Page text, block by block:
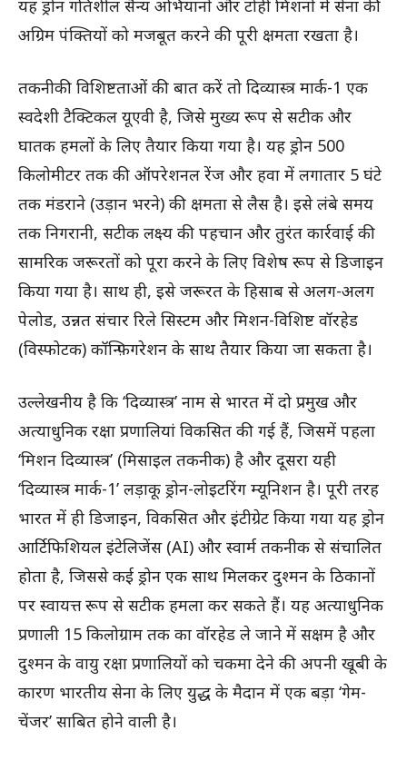
यह ड्रोन गतिशील सैन्य अभियानों और टोही मिशनों में सेना की
अग्रिम पंक्तियों को मजबूत करने की पूरी क्षमता रखता है।
तकनीकी विशिष्टताओं की बात करें तो दिव्यास्त्र मार्क-1 एक
स्वदेशी टैक्टिकल यूएवी है, जिसे मुख्य रूप से सटीक और
घातक हमलों के लिए तैयार किया गया है। यह ड्रोन 500
किलोमीटर तक की ऑपरेशनल रेंज और हवा में लगातार 5 घंटे
तक मंडराने (उड़ान भरने) की क्षमता से लैस है। इसे लंबे समय
तक निगरानी, सटीक लक्ष्य की पहचान और तुरंत कार्रवाई की
सामरिक जरूरतों को पूरा करने के लिए विशेष रूप से डिजाइन
किया गया है। साथ ही, इसे जरूरत के हिसाब से अलग-अलग
पेलोड, उन्नत संचार रिले सिस्टम और मिशन-विशिष्ट वॉरहेड
(विस्फोटक) कॉन्फ़िगरेशन के साथ तैयार किया जा सकता है।
उल्लेखनीय है कि ‘दिव्यास्त्र’ नाम से भारत में दो प्रमुख और
अत्याधुनिक रक्षा प्रणालियां विकसित की गई हैं, जिसमें पहला
‘मिशन दिव्यास्त्र’ (मिसाइल तकनीक) है और दूसरा यही
‘दिव्यास्त्र मार्क-1’ लड़ाकू ड्रोन-लोइटरिंग म्यूनिशन है। पूरी तरह
भारत में ही डिजाइन, विकसित और इंटीग्रेट किया गया यह ड्रोन
आर्टिफिशियल इंटेलिजेंस (AI) और स्वार्म तकनीक से संचालित
होता है, जिससे कई ड्रोन एक साथ मिलकर दुश्मन के ठिकानों
पर स्वायत्त रूप से सटीक हमला कर सकते हैं। यह अत्याधुनिक
प्रणाली 15 किलोग्राम तक का वॉरहेड ले जाने में सक्षम है और
दुश्मन के वायु रक्षा प्रणालियों को चकमा देने की अपनी खूबी के
कारण भारतीय सेना के लिए युद्ध के मैदान में एक बड़ा ‘गेम-
चेंजर’ साबित होने वाली है।